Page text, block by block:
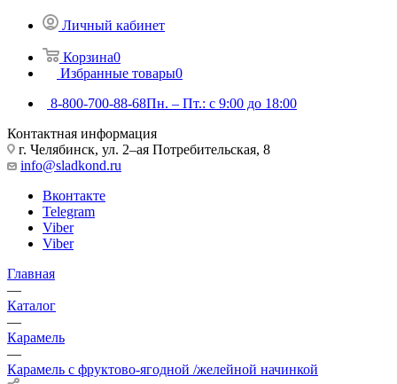
Личный кабинет
Корзина0
Избранные товары0
8-800-700-88-68Пн. – Пт.: с 9:00 до 18:00
Контактная информация
г. Челябинск, ул. 2–ая Потребительская, 8
info@sladkond.ru
Вконтакте
Telegram
Viber
Viber
Главная
—
Каталог
—
Карамель
—
Карамель с фруктово-ягодной /желейной начинкой